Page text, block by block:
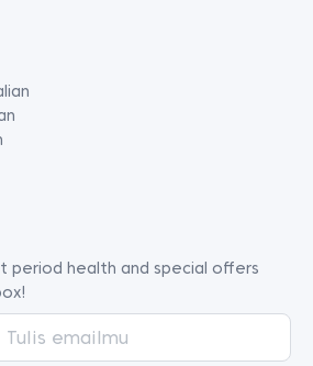
health and special offers